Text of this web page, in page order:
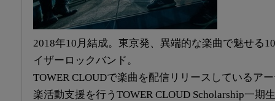
2018年10月結成。東京発、異端的な楽曲で魅せる
イザーロックバンド。
TOWER CLOUDで楽曲を配信リリースしているア
楽活動支援を行うTOWER CLOUD Scholarship一期